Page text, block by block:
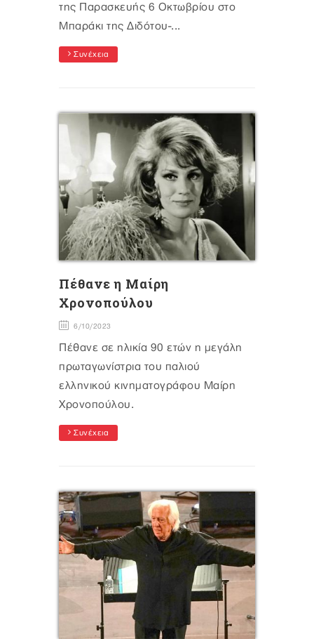
της Παρασκευής 6 Οκτωβρίου στο
Μπαράκι της Διδότου-...
Συνέχεια
Πέθανε η Μαίρη
Χρονοπούλου
6/10/2023
Πέθανε σε ηλικία 90 ετών η μεγάλη
πρωταγωνίστρια του παλιού
ελληνικού κινηματογράφου Μαίρη
Χρονοπούλου.
Συνέχεια